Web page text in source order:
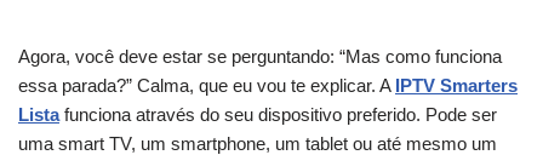
Agora, você deve estar se perguntando: “Mas como funciona
essa parada?” Calma, que eu vou te explicar. A IPTV Smarters
Listafunciona através do seu dispositivo preferido. Pode ser
uma smart TV, um smartphone, um tablet ou até mesmo um